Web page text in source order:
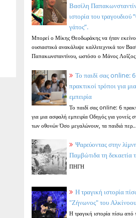
Βασίλη
ιστορία του τραγουδιού
γάτος”.
Μπορεί ο Μίκης Θεοδωράκης να ήταν
ουσιαστικά ανακάλυψε καλλιτεχνικά τον
Παπακωνσταντίνου, ωστόσο ο Μάνος
Το παιδί σας online: 6
πρακτικοί τρόποι για
εμπειρία
Το παιδί σας online: 6
για μια ασφαλή εμπειρία Οδηγός για γονείς
των οθονών Όσο μεγαλώνουν, τα παιδιά περ...
Ψαρεύοντας στην
Παμβώτιδα τη δεκαετία
ΠΗΓΗ
Η τραγική ιστορία
"Ζήνωνος" του
Η τραγική ιστορία πίσω από